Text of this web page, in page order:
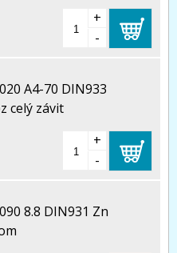
+
-
A4-70 DIN933
celý závit
+
-
8.8 DIN931 Zn